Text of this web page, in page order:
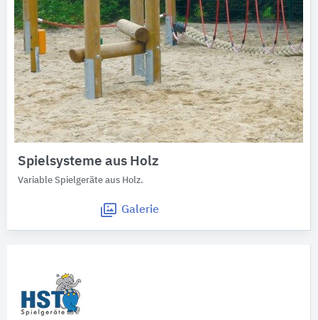
Spielsysteme aus Holz
Variable Spielgeräte aus Holz.
Galerie